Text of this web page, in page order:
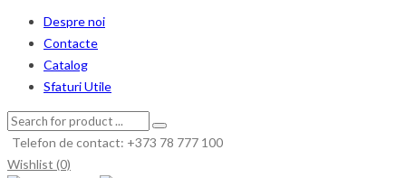
Despre noi
Contacte
Catalog
Sfaturi Utile
Telefon de contact: +373 78 777 100
Wishlist (0)